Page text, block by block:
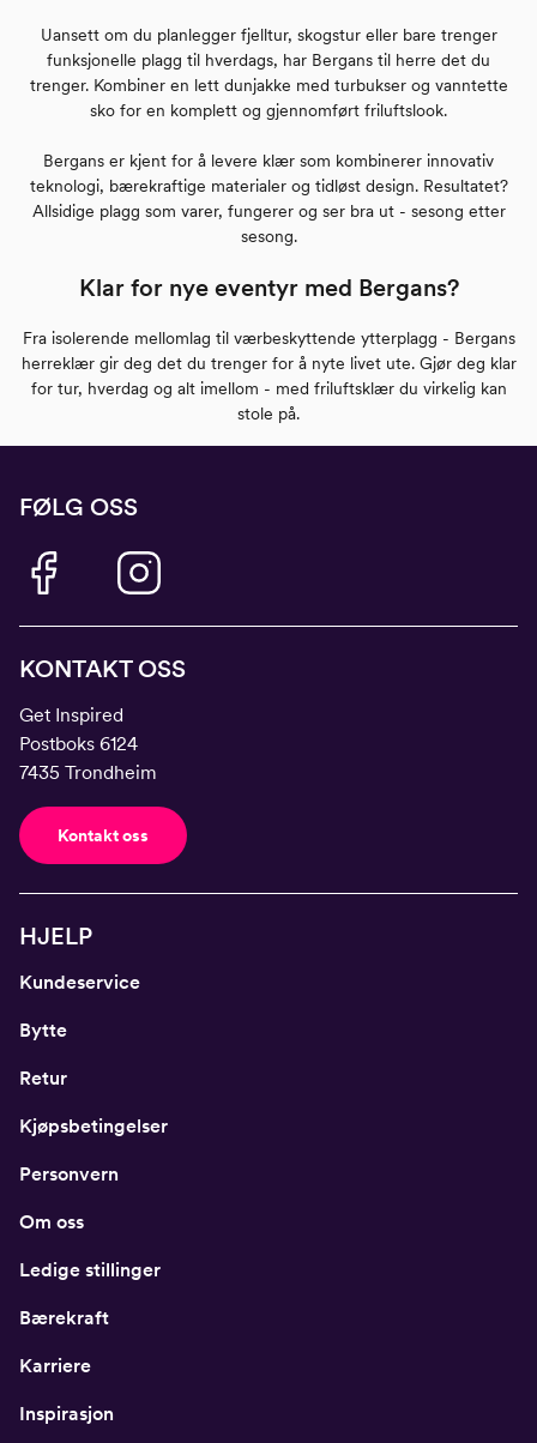
Uansett om du planlegger fjelltur, skogstur eller bare trenger
funksjonelle plagg til hverdags, har Bergans til herre det du
trenger. Kombiner en lett dunjakke med turbukser og vanntette
sko for en komplett og gjennomført friluftslook.
Bergans er kjent for å levere klær som kombinerer innovativ
teknologi, bærekraftige materialer og tidløst design. Resultatet?
Allsidige plagg som varer, fungerer og ser bra ut - sesong etter
sesong.
Klar for nye eventyr med Bergans?
Fra isolerende mellomlag til værbeskyttende ytterplagg - Bergans
herreklær gir deg det du trenger for å nyte livet ute. Gjør deg klar
for tur, hverdag og alt imellom - med friluftsklær du virkelig kan
stole på.
FØLG OSS
KONTAKT OSS
Get Inspired
Postboks 6124
7435 Trondheim
Kontakt oss
HJELP
Kundeservice
Bytte
Retur
Kjøpsbetingelser
Personvern
Om oss
Ledige stillinger
Bærekraft
Karriere
Inspirasjon